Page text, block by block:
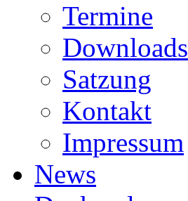
Termine
Downloads
Satzung
Kontakt
Impressum
News